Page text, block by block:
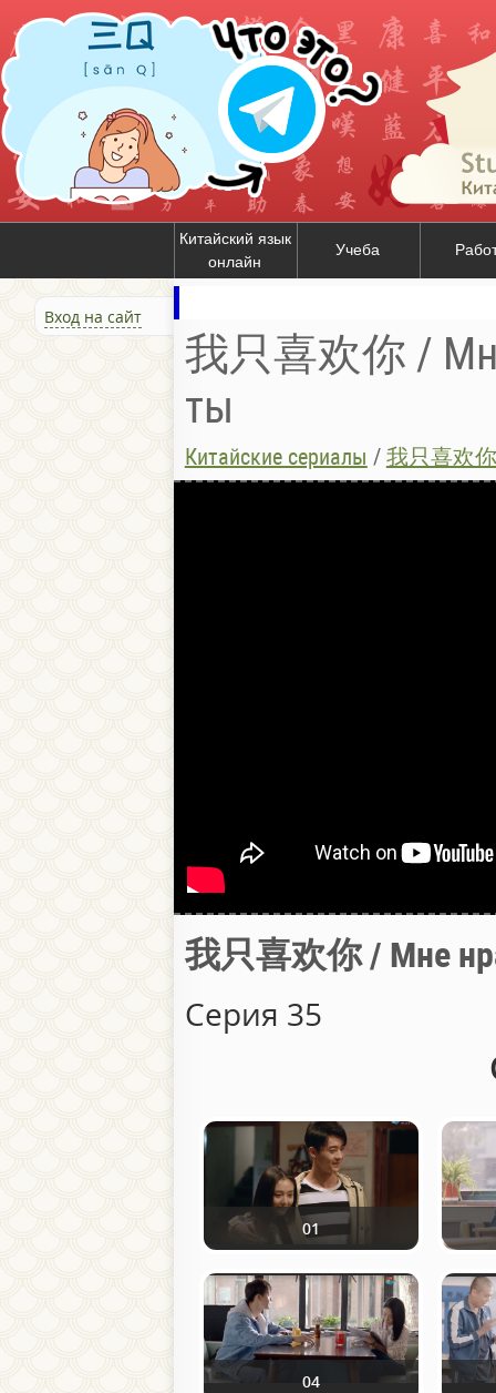
Китайский язык
онлайн
Учеба
Вход на сайт
我只喜欢你 /
ты
Китайские сериалы / 我只喜欢
我只喜欢你 / Мне
Серия 35
01
04